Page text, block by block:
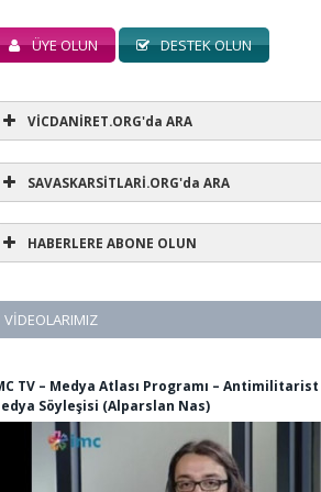
ÜYE OLUN DESTEK OLUN
VİCDANİRET.ORG'da ARA
SAVASKARSİTLARİ.ORG'da ARA
HABERLERE ABONE OLUN
VIDEOLARIMIZ
TV – Medya Atlası Programı – Antimilitarist
Söyleşisi (Alparslan Nas)